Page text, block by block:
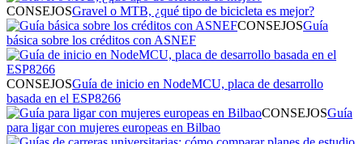
CONSEJOSGravel o MTB, ¿qué tipo de bicicleta es mejor?
CONSEJOSGuía
básica sobre los créditos con ASNEF
CONSEJOSGuía de inicio en NodeMCU, placa de desarrollo
basada en el ESP8266
CONSEJOSGuía
para ligar con mujeres europeas en Bilbao